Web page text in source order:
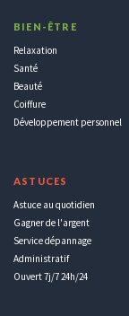
BIEN-ÊTRE
Relaxation
Santé
Beauté
Coiffure
Développement personnel
ASTUCES
Astuce au quotidien
Gagner de l'argent
Service dépannage
Administratif
Ouvert 7j/7 24h/24